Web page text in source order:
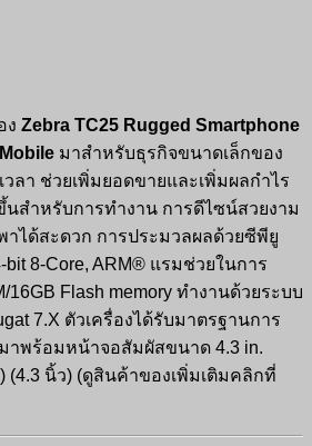
ง Zebra TC25 Rugged Smartphone
มาสำหรับธุรกิจขนาดเล็กของ
า ช่วยเพิ่มยอดขายและเพิ่มผลกำไร
สำหรับการทำงาน การดีไซน์สวยงาม
ได้สะดวก การประมวลผลด้วยซีพียู
bit 8-Core, ARM® แรมช่วยในการ
16GB Flash memory ทำงานด้วยระบบ
7.X ตัวเครื่องได้รับมาตรฐานการ
าพร้อมหน้าจอสัมผัสขนาด 4.3 in.
(4.3 นิ้ว) (ดูสินค้าของเพิ่มเติมคลิกที่